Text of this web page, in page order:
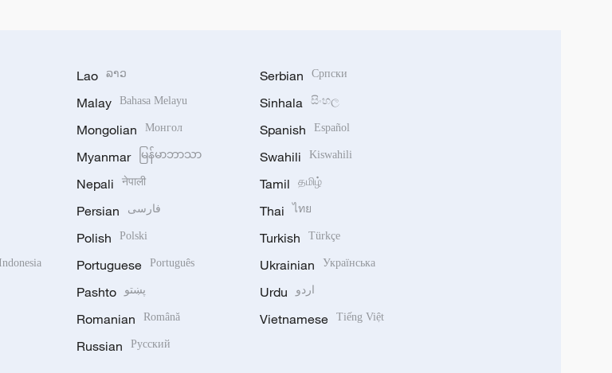
Lao ລາວ
Malay Bahasa Melayu
Mongolian Монгол
Myanmar မြန်မာဘာသာ
Nepali नेपाली
Persian فارسی
Polish Polski
Portuguese Português
Pashto پښتو
Romanian Română
Russian Русский
Serbian Српски
Sinhala සිංහල
Spanish Español
Swahili Kiswahili
Tamil தமிழ்
Thai ไทย
Turkish Türkçe
Ukrainian Українська
Urdu اردو
Vietnamese Tiếng Việt